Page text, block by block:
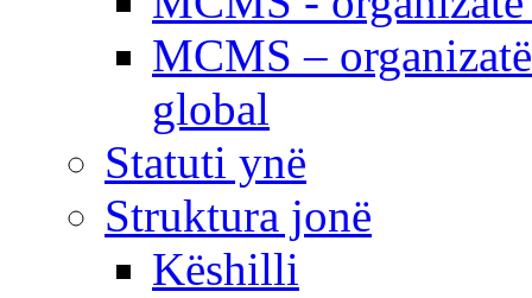
MCMS –
global
Statuti ynë
Struktura jonë
Këshilli